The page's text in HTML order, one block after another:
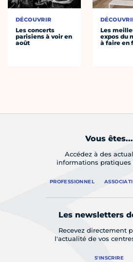
DÉCOUVRIR
Les concerts
parisiens à voir en
août
Les
expos du
à faire en
Vous êtes...
Accédez à des
informations pratiques
PROFESSIONNEL
Les newsletters
Recevez directement
l'actualité de vos
S'INSCRIRE